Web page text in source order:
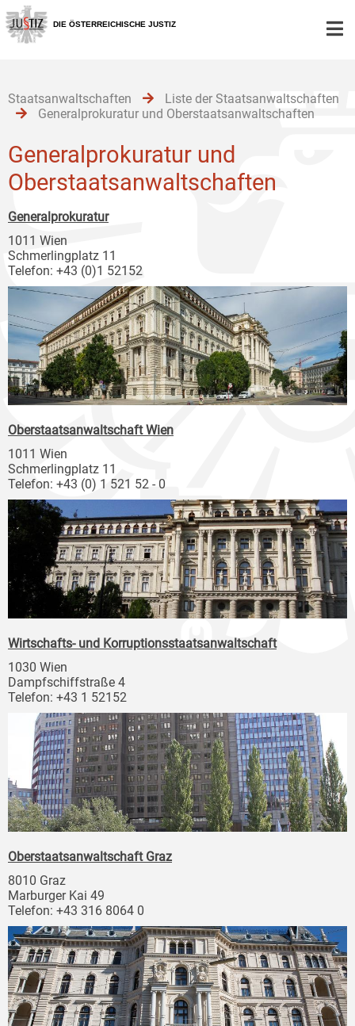
Zur
Hauptnavigation
[1]
Zum
Inhalt
[2]
Zum
Untermenü
[3]
DIE ÖSTERREICHISCHE JUSTIZ
Staatsanwaltschaften
Liste der Staatsanwaltschaften
Generalprokuratur und Oberstaatsanwaltschaften
Generalprokuratur und
Oberstaatsanwaltschaften
Generalprokuratur
1011 Wien
Schmerlingplatz 11
Telefon: +43 (0)1 52152
Oberstaatsanwaltschaft Wien
1011 Wien
Schmerlingplatz 11
Telefon: +43 (0) 1 521 52 - 0
Wirtschafts- und Korruptionsstaatsanwaltschaft
1030 Wien
Dampfschiffstraße 4
Telefon: +43 1 52152
Oberstaatsanwaltschaft Graz
8010 Graz
Marburger Kai 49
Telefon: +43 316 8064 0